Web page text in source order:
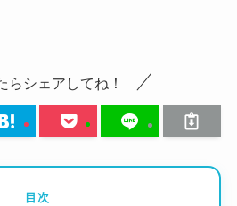
らシェアしてね！
目次